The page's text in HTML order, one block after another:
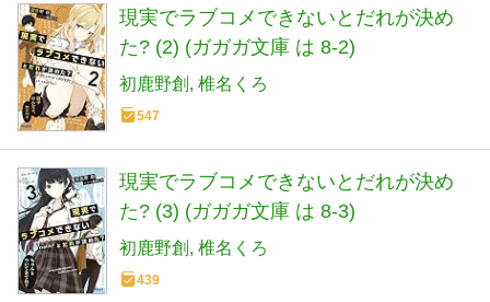
現実でラブコメできないとだれが決め
た? (2) (ガガガ文庫 は 8-2)
初鹿野創 椎名くろ
547
現実でラブコメできないとだれが決め
た? (3) (ガガガ文庫 は 8-3)
初鹿野創 椎名くろ
439